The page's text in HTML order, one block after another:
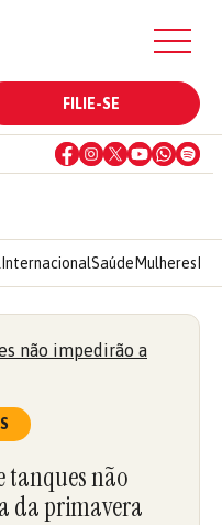
FILIE-SE
InternacionalSaúde Mulheres
tanques não
da primavera